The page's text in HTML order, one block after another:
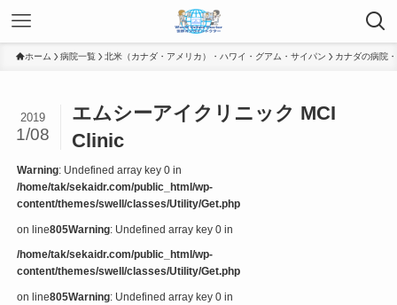
ホーム 病院一覧 北米（カナダ・アメリカ）・ハワイ・グアム・サイパン カナダの病院
エムシーアイクリニック MCI
Clinic
2019
1/08
Warning: Undefined array key 0 in
/home/tak/sekaidr.com/public_html/wp-
content/themes/swell/classes/Utility/Get.php
on line805Warning: Undefined array key 0 in
/home/tak/sekaidr.com/public_html/wp-
content/themes/swell/classes/Utility/Get.php
on line805Warning: Undefined array key 0 in